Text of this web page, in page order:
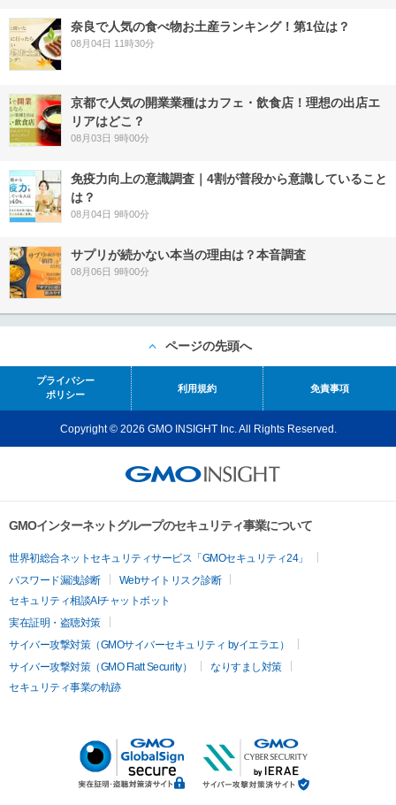
奈良で人気の食べ物お土産ランキング！第1位は？
08月04日 11時30分
京都で人気の開業業種はカフェ・飲食店！理想の出店エ
リアはどこ？
08月03日 9時00分
免疫力向上の意識調査｜4割が普段から意識していること
は？
08月04日 9時00分
サプリが続かない本当の理由は？本音調査
08月06日 9時00分
ページの先頭へ
プライバシー
ポリシー
利用規約 免責事項
Copyright © 2026 GMO INSIGHT Inc. All Rights Reserved.
GMOインターネットグループのセキュリティ事業について
世界初総合ネットセキュリティサービス「GMOセキュリティ24」
パスワード漏洩診断
Webサイトリスク診断
セキュリティ相談AIチャットボット
実在証明・盗聴対策
サイバー攻撃対策（GMOサイバーセキュリティ byイエラエ）
サイバー攻撃対策（GMO Flatt Security）
なりすまし対策
セキュリティ事業の軌跡